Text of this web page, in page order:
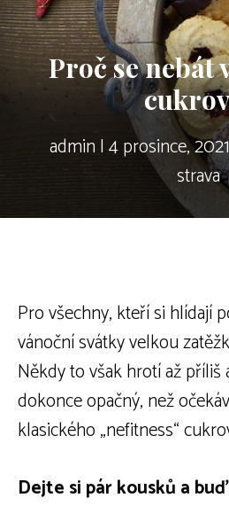
Proč se nebát
admin | 4 prosince, 2021
strava
Pro všechny, kteří si hlídají
vánoční svátky velkou
Někdy to však hrotí až
dokonce opačný, než
klasického „nefitness“
Dejte si pár kousků a